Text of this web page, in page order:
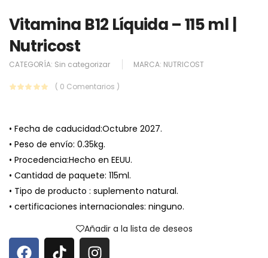
Vitamina B12 Líquida – 115 ml |
Nutricost
CATEGORÍA: Sin categorizar MARCA: NUTRICOST
( 0 Comentarios )
• Fecha de caducidad:Octubre 2027.
• Peso de envío: 0.35kg.
• Procedencia:Hecho en EEUU.
• Cantidad de paquete: 115ml.
• Tipo de producto : suplemento natural.
• certificaciones internacionales: ninguno.
Añadir a la lista de deseos